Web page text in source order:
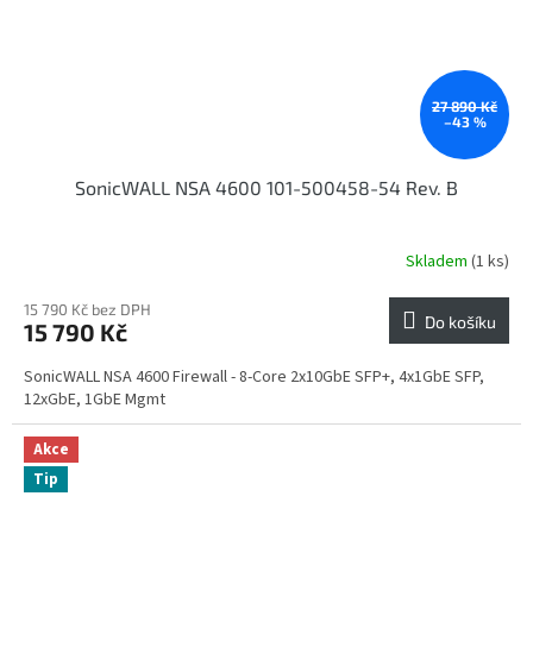
27 890 Kč
–43 %
SonicWALL NSA 4600 101-500458-54 Rev. B
Skladem (1 ks)
15 790 Kč bez DPH
15 790 Kč Do košíku
SonicWALL NSA 4600 Firewall - 8-Core 2x10GbE SFP+, 4x1GbE SFP,
12xGbE, 1GbE Mgmt
Akce
Tip